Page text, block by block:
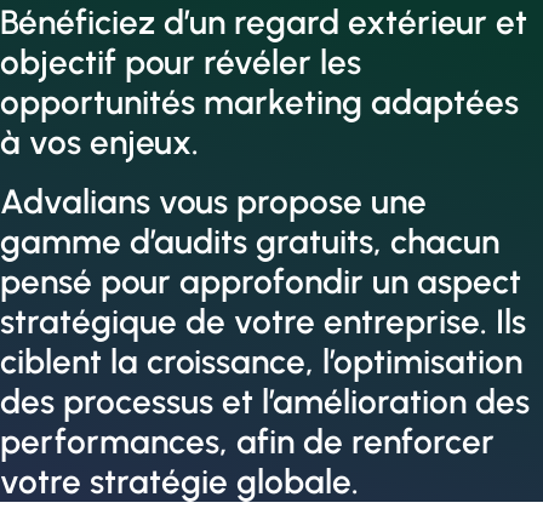
Bénéficiez d’un regard extérieur et
objectif pour révéler les
opportunités marketing adaptées
à vos enjeux.
Advalians vous propose une
gamme d’audits gratuits, chacun
pensé pour approfondir un aspect
stratégique de votre entreprise. Ils
ciblent la croissance, l’optimisation
des processus et l’amélioration des
performances, afin de renforcer
votre stratégie globale.